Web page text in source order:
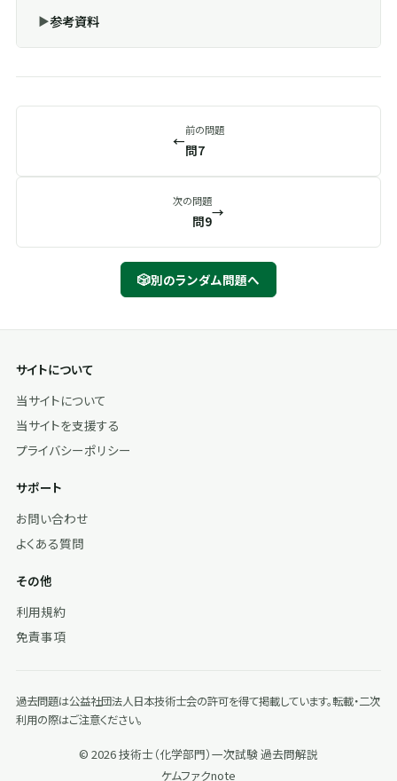
参考資料
←
前の問題
問7
次の問題
問9
→
🎲別のランダム問題へ
サイトについて
当サイトについて
当サイトを支援する
プライバシーポリシー
サポート
お問い合わせ
よくある質問
その他
利用規約
免責事項
過去問題は公益社団法人日本技術士会の許可を得て掲載しています。転載・二次
利用の際はご注意ください。
© 2026 技術士（化学部門）一次試験 過去問解説
ケムファクnote